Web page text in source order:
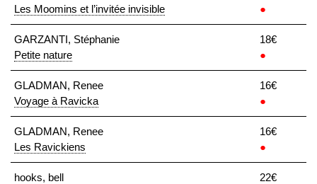
Les Moomins et l’invitée invisible
●
GARZANTI, Stéphanie
Petite nature
18€
●
GLADMAN, Renee
Voyage à Ravicka
16€
●
GLADMAN, Renee
Les Ravickiens
16€
●
hooks, bell
22€